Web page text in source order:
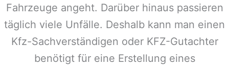
Fahrzeuge angeht. Darüber hinaus passieren
täglich viele Unfälle. Deshalb kann man einen
Kfz-Sachverständigen oder KFZ-Gutachter
benötigt für eine Erstellung eines